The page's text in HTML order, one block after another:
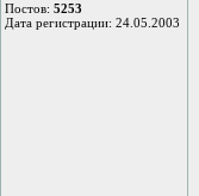
Постов: 5253
Дата регистрации: 24.05.2003